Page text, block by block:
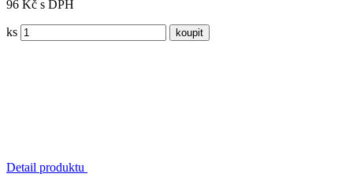
96 Kč s DPH
ks
Detail produktu